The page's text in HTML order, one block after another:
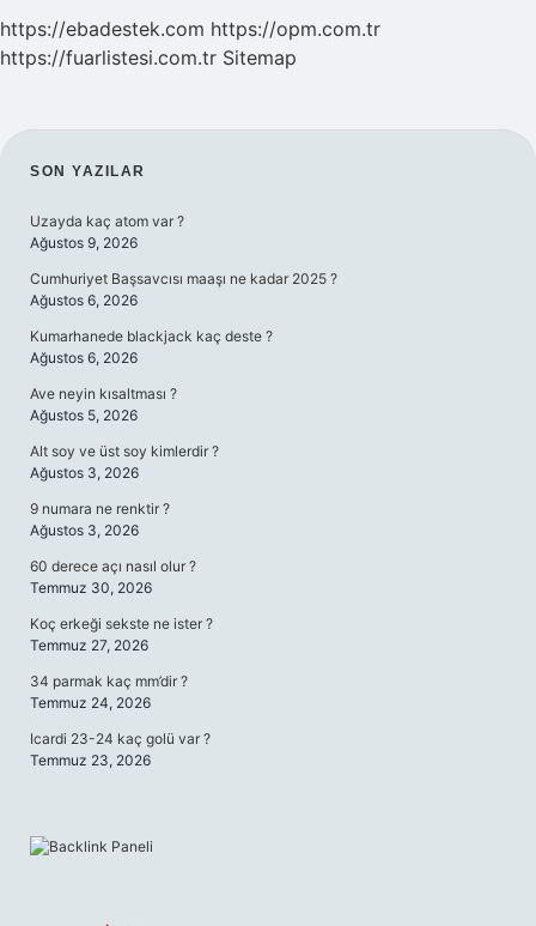
https://ebadestek.com https://opm.com.tr
https://fuarlistesi.com.tr Sitemap
SIDEBAR
SON YAZILAR
Uzayda kaç atom var ?
Ağustos 9, 2026
Cumhuriyet Başsavcısı maaşı ne kadar 2025 ?
Ağustos 6, 2026
Kumarhanede blackjack kaç deste ?
Ağustos 6, 2026
Ave neyin kısaltması ?
Ağustos 5, 2026
Alt soy ve üst soy kimlerdir ?
Ağustos 3, 2026
9 numara ne renktir ?
Ağustos 3, 2026
60 derece açı nasıl olur ?
Temmuz 30, 2026
Koç erkeği sekste ne ister ?
Temmuz 27, 2026
34 parmak kaç mm’dir ?
Temmuz 24, 2026
Icardi 23-24 kaç golü var ?
Temmuz 23, 2026